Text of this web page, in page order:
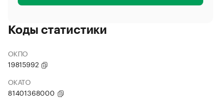
Коды статистики
ОКПО
19815992
ОКАТО
81401368000